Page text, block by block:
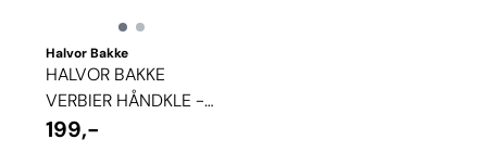
Halvor Bakke
HALVOR BAKKE
VERBIER HÅNDKLE -
BLACK
199,-